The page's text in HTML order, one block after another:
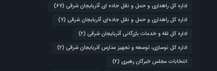
اداره کل راهداری و حمل و نقل جاده ای آذربایجان شرقی (67)
اداره کل راهداری و حمل و نقل جاده‌ای آذربایجان شرقی (7)
اداره کل غله و خدمات بازرگانی آذربایجان شرقی (2)
اداره کل نوسازی، توسعه و تجهیز مدارس آذربایجان شرقی (2)
انتخابات مجلس خبرگان رهبری (2)